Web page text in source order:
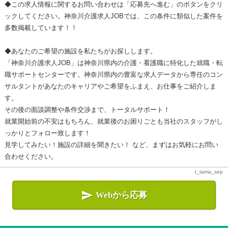
◆この求人情報に関するお問い合わせは「応募先へ進む」のボタンをクリ
ックしてください。神奈川介護求人JOBでは、この条件に類似した案件を
多数掲載しています！！
◆あなたのご希望の施設を私たちがお探しします。
「神奈川介護求人JOB」は神奈川県内の介護・看護職に特化した就職・転
職サポートセンターです。神奈川県内の豊富な求人データから専任のコン
サルタントがあなたのキャリアやご希望をふまえ、お仕事をご紹介しま
す。
その後の面談調整や条件交渉まで、トータルサポート！
就業開始前の不安はもちろん、就業後のお困りごとも当社のスタッフがし
っかりとフォロー致します！
見学してみたい！施設の詳細を聞きたい！ など、まずはお気軽にお問い
合わせください。
t_tama_sep
 Webから応募